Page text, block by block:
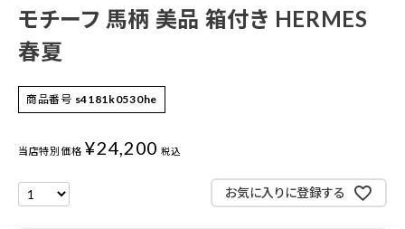
モチーフ 馬柄 美品 箱付き HERMES
春夏
商品番号 s4181k0530he
当店特別価格 ¥24,200 税込
お気に入りに登録する